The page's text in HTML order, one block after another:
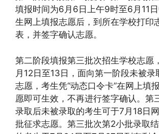
填报时间为6月6日上午9时至6月11
生网上填报志愿后，到所在学校打印
表，并签字确认志愿。
第二阶段填报第三批次招生学校志愿
月12日至13日，面向第一阶段未被录
志愿，考生凭“动态口令卡”在网上填
愿即可生效，不再进行签字确认。第
录取后未被录取的考生可于7月18日
批征求志愿。第三批次第2小批录取